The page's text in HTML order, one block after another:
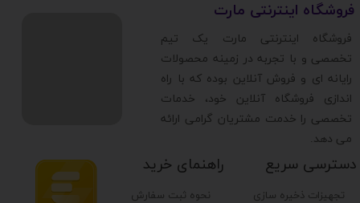
تجهیزات ذخیره سازی
دسترسی سریع راهنمای خرید
نحوه ثبت سفارش
​فروشگاه اینترنتی مارت
​فروشگاه اینترنتی مارت یک تیم
تخصصی و با تجربه در زمینه محصولات
رایانه ای و فروش آنلاین بوده که با راه
اندازی فروشگاه آنلاین خود، خدمات
تخصصی را خدمت مشتریان گرامی ارائه
می دهد.